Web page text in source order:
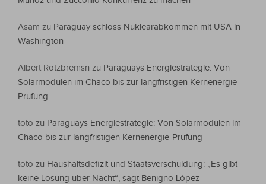
Asam zu Paraguay schloss Nuklearabkommen mit USA in
Washington
Albert Rotzbremsn zu Paraguays Energiestrategie: Von
Solarmodulen im Chaco bis zur langfristigen Kernenergie-
Prüfung
toto zu Paraguays Energiestrategie: Von Solarmodulen im
Chaco bis zur langfristigen Kernenergie-Prüfung
toto zu Haushaltsdefizit und Staatsverschuldung: „Es gibt
keine Lösung über Nacht“, sagt Benigno López